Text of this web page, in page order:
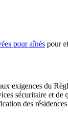
pour aînés pour
exigences du
sécuritaire et
des